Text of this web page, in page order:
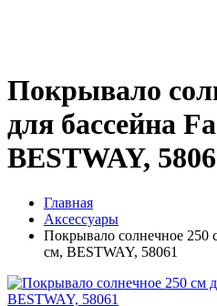
Покрывало
для бассейна
BESTWAY,
Главная
Аксессуары
Покрывало солнечное 250
см, BESTWAY, 58061